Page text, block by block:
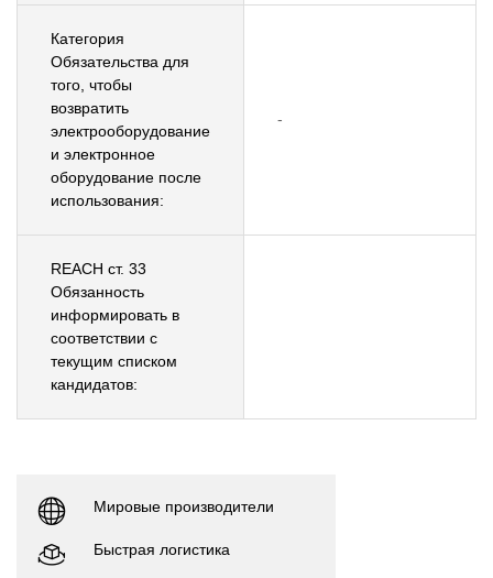
Категория
Обязательства для
того, чтобы
возвратить
электрооборудование
и электронное
оборудование после
использования:
-
REACH ст. 33
Обязанность
информировать в
соответствии с
текущим списком
кандидатов:
Мировые производители
Быстрая логистика